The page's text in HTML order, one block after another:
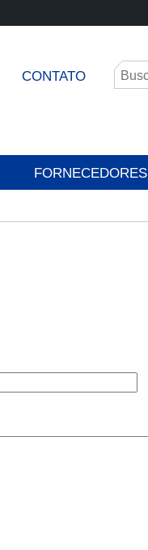
CONTATO
FORNECEDORES